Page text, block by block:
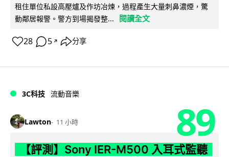
租住單位私設高壓爐及作坊冶煉，過程產生大量刺鼻濃煙，驚
動鄰居報警。警方到場揭發整...
閱讀全文
28 5 ↗ 分享
3C科技 流動音樂
Lawton 11 小時 89
【評測】Sony IER-M500 入耳式監聽